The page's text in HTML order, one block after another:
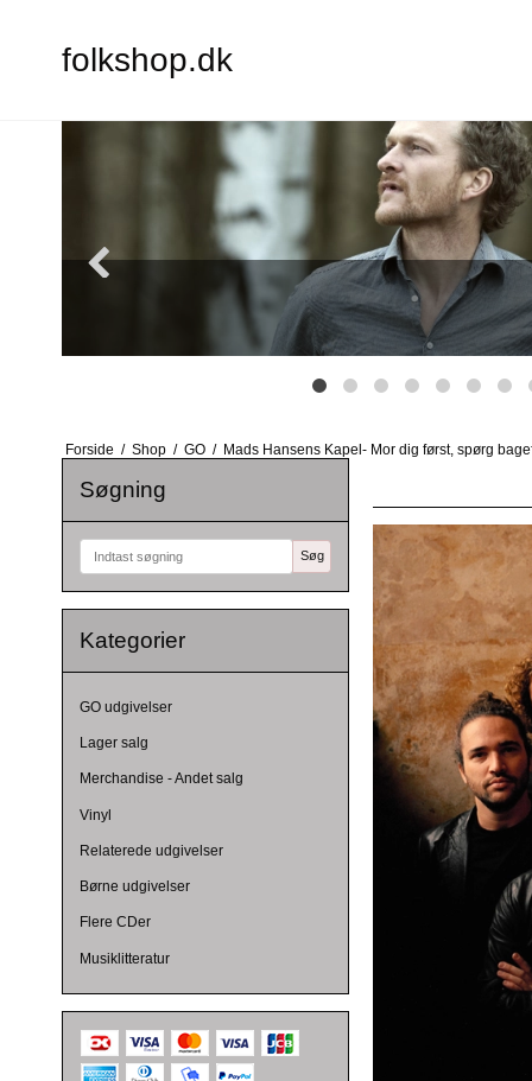
folkshop.dk
Forside / Shop / GO / Mads Hansens Kapel- Mor dig først, spørg
Søgning
Søg
Kategorier
GO udgivelser
Lager salg
Merchandise - Andet salg
Vinyl
Relaterede udgivelser
Børne udgivelser
Flere CDer
Musiklitteratur